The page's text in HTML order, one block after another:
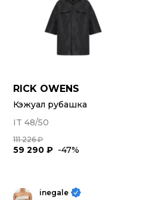
RICK OWENS
Кэжуал рубашка
IT 48/50
111 226 ₽
59 290 ₽ -47%
inegale